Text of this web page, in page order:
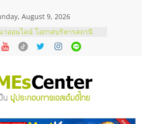
August 9, 2026
าออนไลน์ โอกาสบริหารสถานี
รน้ำมัน Shell
าลงทุน แฟรนไชส์ยอนนี่
รื่องเสียงคุณภาพสูง พร้อม
นระบบภาพและเสียง
Cybersecurity ในไทยที่ไหนดี?
รกิจ